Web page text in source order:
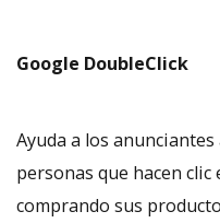
Google DoubleClick
Ayuda a los
personas que hacen
comprando sus